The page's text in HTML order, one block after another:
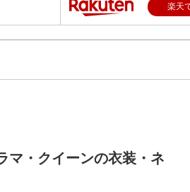
楽天
マ・クイーンの衣装・ネ